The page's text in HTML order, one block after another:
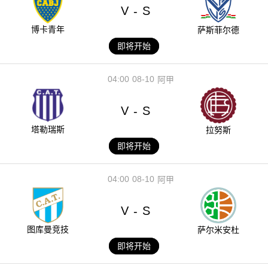
博卡青年
V - S
萨斯菲尔德
即将开始
08-10
04:00 阿甲
塔勒瑞斯
V - S
拉努斯
即将开始
08-10
04:00 阿甲
图库曼竞技
V - S
萨尔米安杜
即将开始